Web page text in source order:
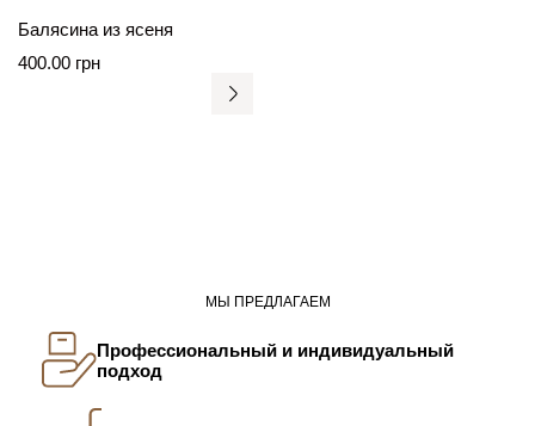
Балясина из ясеня
400.00 грн
МЫ ПРЕДЛАГАЕМ
Профессиональный и индивидуальный
подход